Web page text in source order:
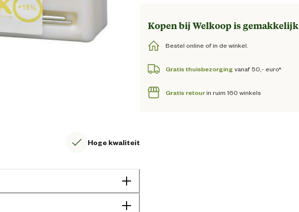
Hoge kwaliteit
Kopen bij Welkoop is gemakkelijk
Bestel online of in de winkel.
Gratis thuisbezorging vanaf 50,- euro*
Gratis retourin ruim 160 winkels